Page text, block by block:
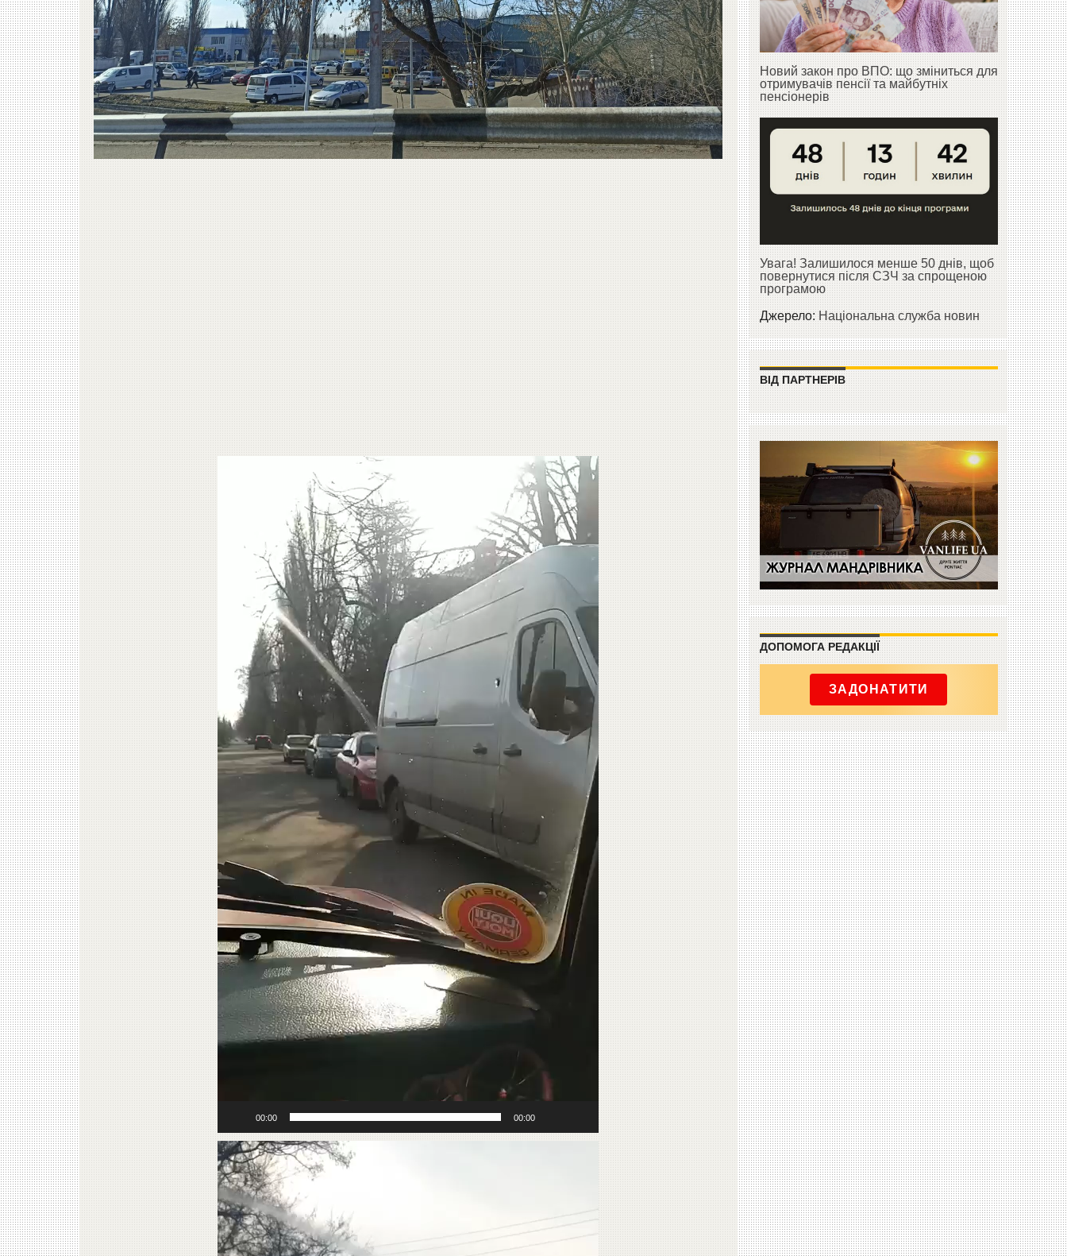
00:00 00:00
Відеопрогравач
Новий закон про ВПО: що зміниться для
отримувачів пенсії та майбутніх
пенсіонерів
Увага! Залишилося менше 50 днів, щоб
повернутися після СЗЧ за спрощеною
програмою
Джерело:Національна служба новин
ВІД ПАРТНЕРІВ
ДОПОМОГА РЕДАКЦІЇ
ЗАДОНАТИТИ